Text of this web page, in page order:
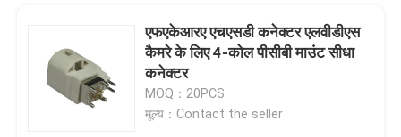
एफएकेआरए एचएसडी कनेक्टर एलवीडीएस
कैमरे के लिए 4-कोल पीसीबी माउंट सीधा
कनेक्टर
MOQ：20PCS
मूल्य：Contact the seller